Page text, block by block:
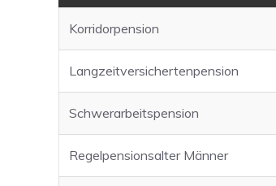
Korridorpension
Langzeitversichertenpension
Schwerarbeitspension
Regelpensionsalter Männer